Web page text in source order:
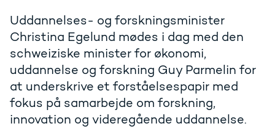
Uddannelses- og forskningsminister
Christina Egelund mødes i dag med den
schweiziske minister for økonomi,
uddannelse og forskning Guy Parmelin for
at underskrive et forståelsespapir med
fokus på samarbejde om forskning,
innovation og videregående uddannelse.